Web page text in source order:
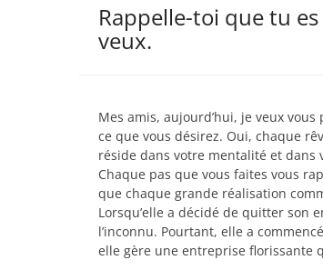
Rappelle-toi que tu
veux.
Mes amis, aujourd’hui, je veux
ce que vous désirez. Oui, chaque
réside dans votre mentalité et dans
Chaque pas que vous faites vous
que chaque grande réalisation
Lorsqu’elle a décidé de quitter son
l’inconnu. Pourtant, elle a
elle gère une entreprise florissante